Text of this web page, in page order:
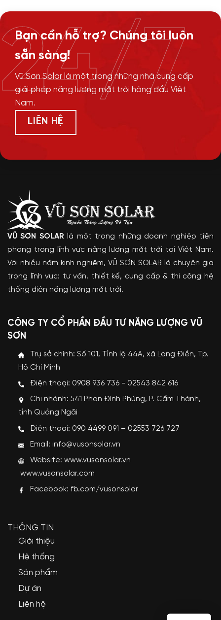
Bạn cần hỗ trợ? Chúng tôi luôn
sẵn sàng!
Vũ Sơn Solar là một trong những nhà cung cấp
giải pháp năng lượng mặt trời hàng đầu Việt
Nam.
LIÊN HỆ
24/7
VŨ SƠN SOLAR là một trong những doanh nghiệp tiên
phong trong lĩnh vực năng lượng mặt trời tại Việt Nam.
Với nhiều năm kinh nghiệm, VŨ SƠN SOLAR là chuyên gia
trong lĩnh vực: tư vấn, thiết kế, cung cấp & thi công hệ
thống điện năng lượng mặt trời.
CÔNG TY CỔ PHẦN ĐẦU TƯ NĂNG LƯỢNG VŨ
SƠN
Trụ sở chính: Số 101, Tỉnh lộ 44A, xã Long Điền, Tp.
Hồ Chí Minh
Điện thoại: 0908 936 736 - 02543 842 616
Chi nhánh: 541 Phan Đình Phùng, P. Cẩm Thành,
tỉnh Quảng Ngãi
Điện thoại: 090 4499 091 – 02553 726 727
Email: info@vusonsolar.vn
Website:www.vusonsolar.vn
www.vusonsolar.com
Facebook: fb.com/vusonsolar
THÔNG TIN
Giới thiệu
Hệ thống
Sản phẩm
Dự án
Liên hệ